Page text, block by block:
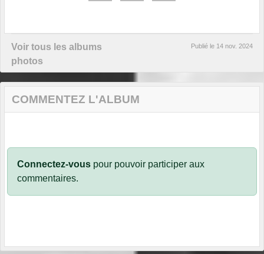
Voir tous les albums
photos
Publié le 14 nov. 2024
COMMENTEZ L'ALBUM
Connectez-vous pour pouvoir participer aux
commentaires.